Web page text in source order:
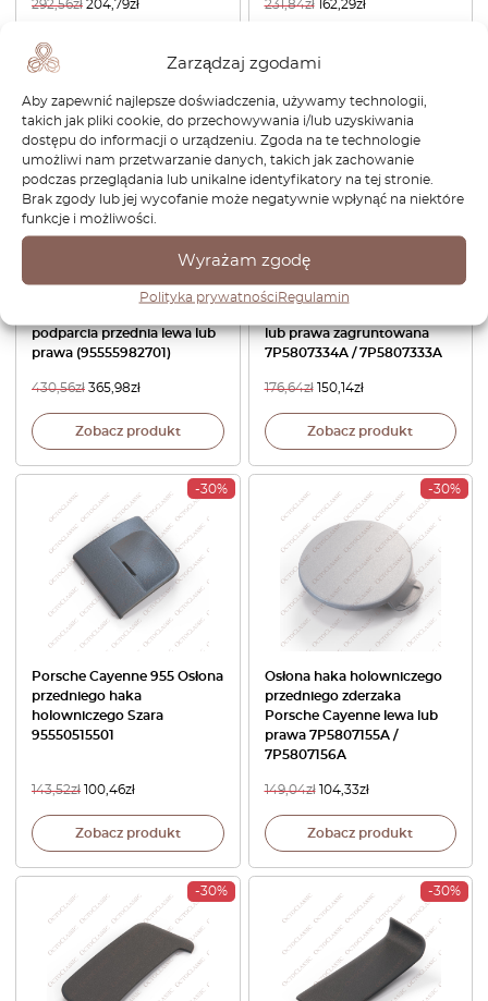
Zarządzaj zgodami
Aby zapewnić najlepsze doświadczenia, używamy technologii,
takich jak pliki cookie, do przechowywania i/lub uzyskiwania
dostępu do informacji o urządzeniu. Zgoda na te technologie
umożliwi nam przetwarzanie danych, takich jak zachowanie
podczas przeglądania lub unikalne identyfikatory na tej stronie.
Brak zgody lub jej wycofanie może negatywnie wpłynąć na niektóre
funkcje i możliwości.
Wyrażam zgodę
Polityka prywatności Regulamin
292,56zł 204,79zł 231,84zł 162,29zł
-15%
Porsche Cayenne S,GTS
podparcia przednia lewa lub
prawa (95555982701)
430,56zł 365,98zł
Zobacz produkt
Porsche Cayenne Osłona
lub prawa zagruntowana
7P5807334A / 7P5807333A
176,64zł 150,14zł
Zobacz produkt
-30%
Porsche Cayenne 955 Osłona
przedniego haka
holowniczego Szara
95550515501
143,52zł 100,46zł
Zobacz produkt
-30%
Osłona haka holowniczego
przedniego zderzaka
Porsche Cayenne lewa lub
prawa 7P5807155A /
7P5807156A
149,04zł 104,33zł
Zobacz produkt
-30% -30%